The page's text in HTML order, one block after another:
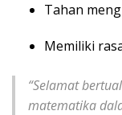
Tahan
Memiliki
“Selamat
matematika